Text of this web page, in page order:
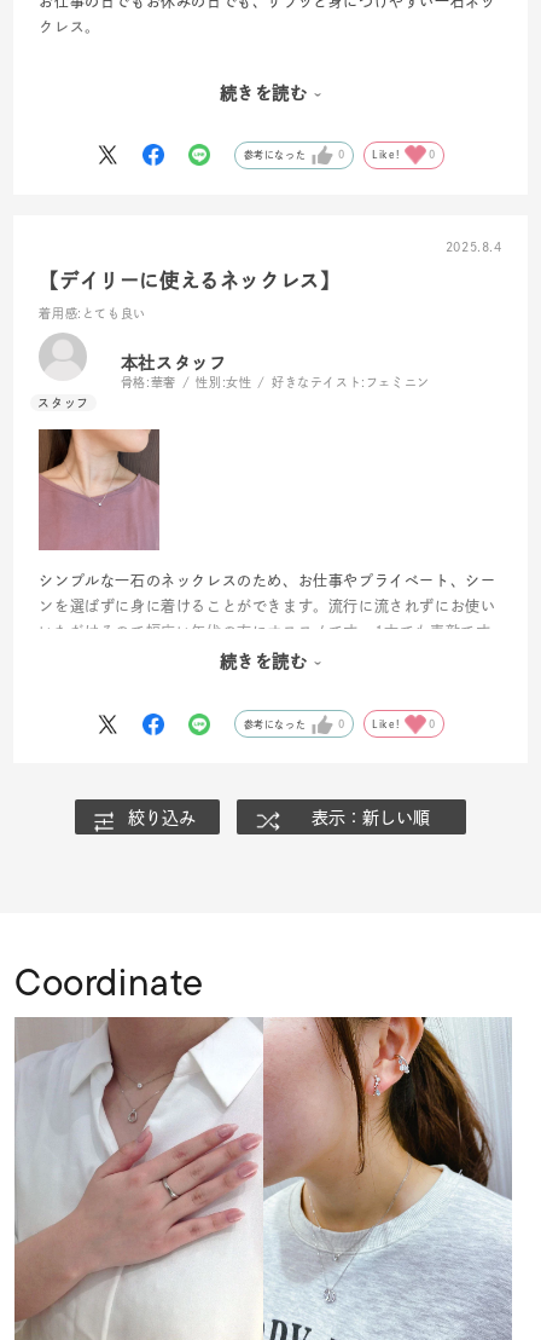
クレス。
続きを読む
参考になった 0 Like! 0
2025.8.4
【デイリーに使えるネックレス】
着用感:とても良い
本社スタッフ
骨格: 華奢 性別:女性 好きなテイスト: フェミニン
シンプルな一石のネックレスのため、お仕事やプライベート、シー
ンを選ばずに身に着けることができます。流行に流されずにお使い
いただけるので幅広い年代の方にオススメです。1本でも素敵です
が、ロングネックレスと合わせてコーディネートすると、さらにオ
続きを読む
参考になった 0 Like! 0
絞り込み 表示：新しい順
Coordinate